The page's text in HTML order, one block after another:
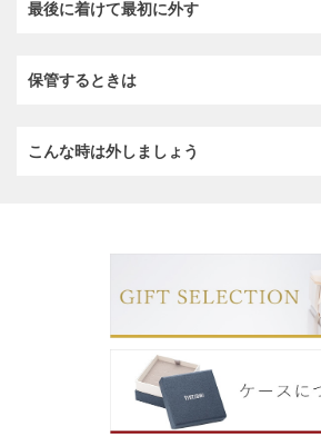
最後に着けて最初に外す
保管するときは
こんな時は外しましょう